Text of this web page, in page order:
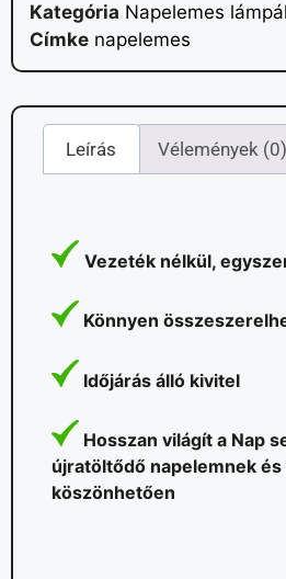
Kategória Napelemes
Címke napelemes
Leírás Vélemények (0)
Vezeték nélkül,
Könnyen
Időjárás álló kivitel
Hosszan világít a Nap
újratöltődő napelemnek
köszönhetően